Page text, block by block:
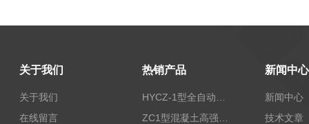
关于我们
关于我们
在线留言
热销产品 新闻中心
新闻中心
技术文章